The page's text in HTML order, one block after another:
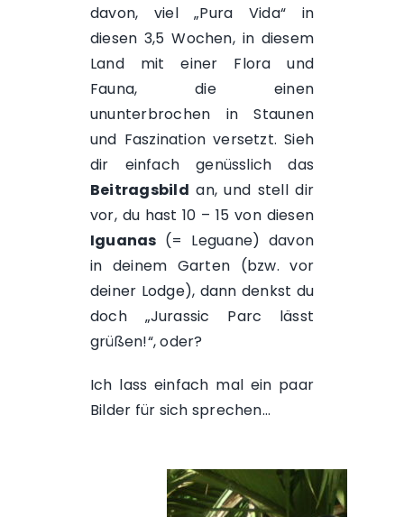
davon, viel „Pura Vida“ in
diesen 3,5 Wochen, in diesem
Land mit einer Flora und
Fauna, die einen
ununterbrochen in Staunen
und Faszination versetzt. Sieh
dir einfach genüsslich das
Beitragsbild an, und stell dir
vor, du hast 10 – 15 von diesen
Iguanas (= Leguane) davon
in deinem Garten (bzw. vor
deiner Lodge), dann denkst du
doch „Jurassic Parc lässt
grüßen!“, oder?
Ich lass einfach mal ein paar
Bilder für sich sprechen…